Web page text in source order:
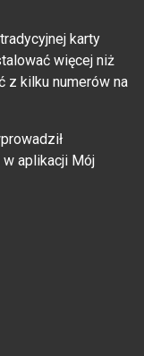
karty
więcej niż
z kilku numerów na
aplikacji Mój